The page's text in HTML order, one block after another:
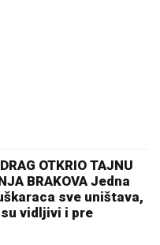
OTKRIO TAJNU
BRAKOVA Jedna
sve uništava,
vidljivi i pre